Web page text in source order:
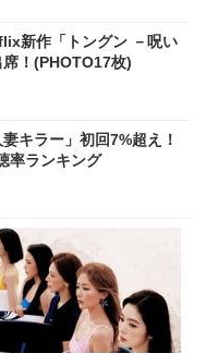
新作「トングン －呪い
！(PHOTO17枚)
キラー」初回7%超え！
率ランキング